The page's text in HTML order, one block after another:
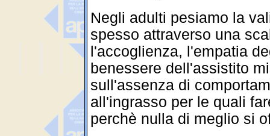
Negli adulti pesiamo la
spesso attraverso una
l'accoglienza, l'empatia
benessere dell'assistito
sull'assenza di
all'ingrasso per le quali
perchè nulla di meglio si